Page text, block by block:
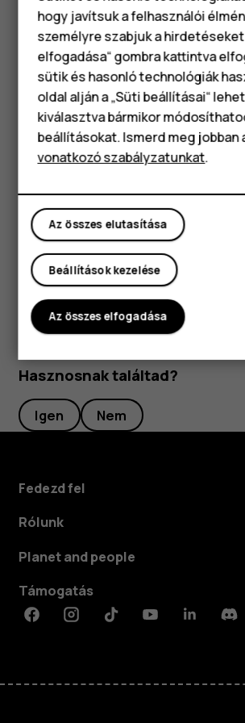
Okostelefonok
Klasszikus
Tartozékok
Táblagépek
szeretne felkelni, csúsztassa az ujját
hosszának beállításához koppintson az
Beállítások>Szundi hosszalehetőségre,
a kívánt időtartamot.
Az ébresztés kikapcsolása
Az ébresztés megszólalásakor
jobbra.
Az ébresztés törlése
Koppintson azÓra>access_alarmRIASZTÁS
törölni kívánt ébresztést, és koppintson a
elemre.
Hasznosnak találtad?
Igen Nem
Fedezd fel
Rólunk
Planet and people
Támogatás
FacebookInstagramTiktokYoutubeLinkedin
hogy javítsuk a felhasználói
személyre szabjuk a
elfogadása“ gombra kattintva
sütik és hasonló technológiák
oldal alján a „Süti beállításai“
kiválasztva bármikor
beállításokat. Ismerd meg jobban
vonatkozó szabályzatunkat.
Az összes elutasítása
Beállítások kezelése
Az összes elfogadása